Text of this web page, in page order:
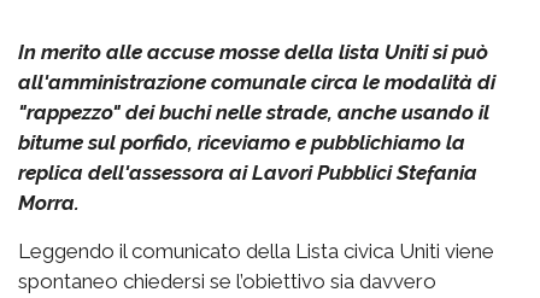
In merito alle accuse mosse della lista Uniti si può
all'amministrazione comunale circa le modalità di
"rappezzo" dei buchi nelle strade, anche usando il
bitume sul porfido, riceviamo e pubblichiamo la
replica dell'assessora ai Lavori Pubblici Stefania
Morra.
Leggendo il comunicato della Lista civica Uniti viene
spontaneo chiedersi se l’obiettivo sia davvero